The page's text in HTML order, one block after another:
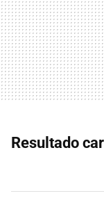
Resultado